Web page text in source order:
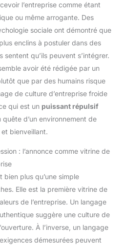
l’entreprise comme étant
ou même arrogante. Des
sociale ont démontré que
enclins à postuler dans des
sentent qu’ils peuvent s’intégrer.
avoir été rédigée par un
que par des humains risque
de culture d’entreprise froide
qui est un puissant répulsif
d’un environnement de
bienveillant.
: l’annonce comme vitrine de
bien plus qu’une simple
Elle est la première vitrine de
de l’entreprise. Un langage
suggère une culture de
À l’inverse, un langage
démesurées peuvent